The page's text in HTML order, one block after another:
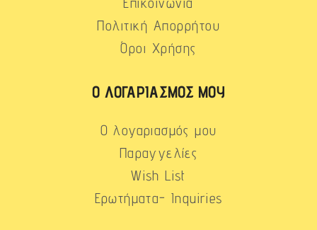
Πολιτική Απορρήτου
Όροι Χρήσης
Ο ΛΟΓΑΡΙΑΣΜΌΣ ΜΟΥ
Ο λογαριασμός μου
Παραγγελίες
Wish List
Ερωτήματα- Inquiries